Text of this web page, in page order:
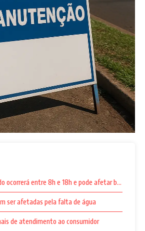
ocorrerá entre 8h e 18h e pode afetar bairros da
ser afetadas pela falta de água
de atendimento ao consumidor